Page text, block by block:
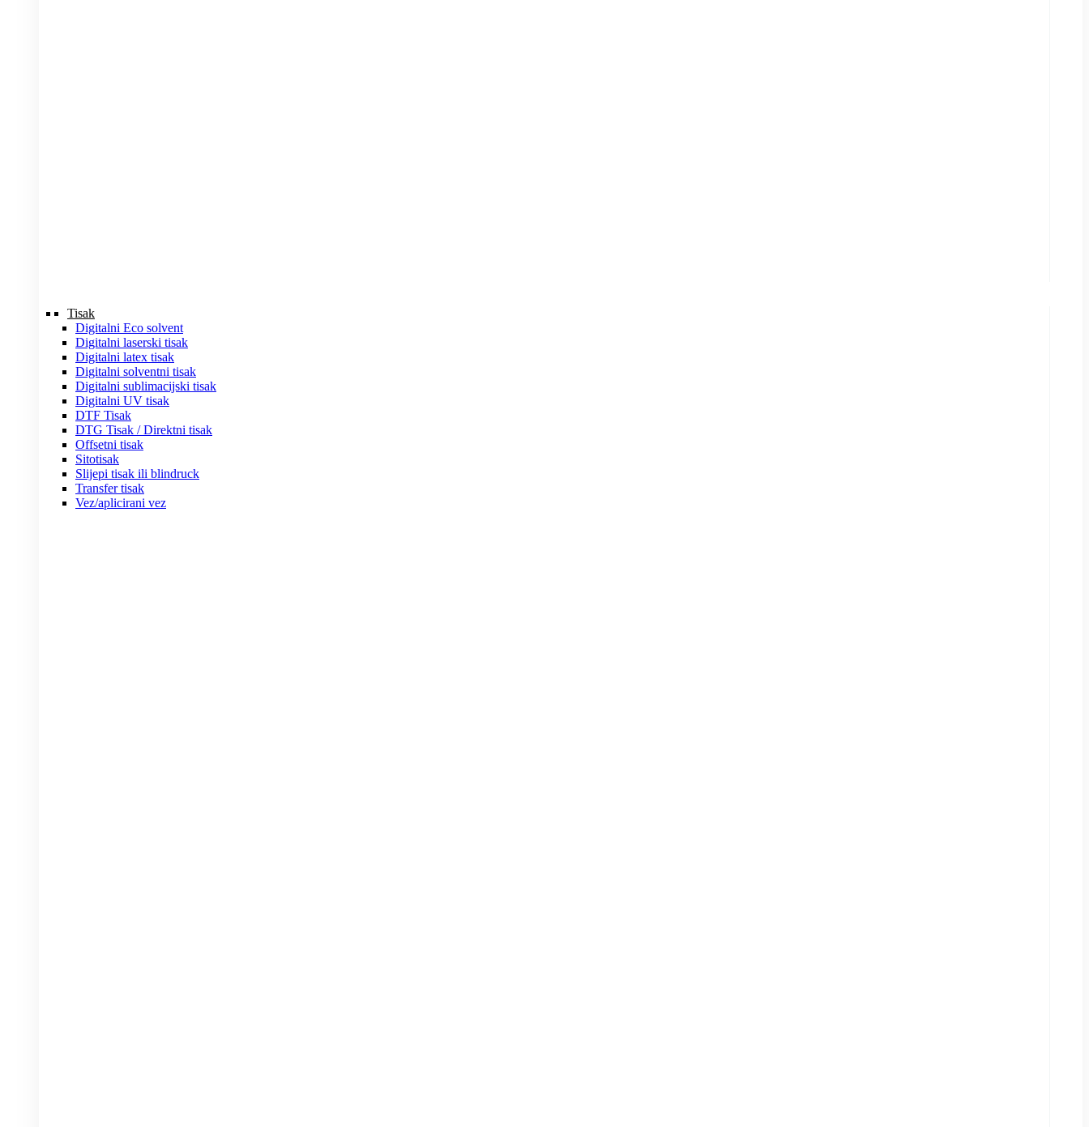
Tisak
Digitalni Eco solvent
Digitalni laserski tisak
Digitalni latex tisak
Digitalni solventni tisak
Digitalni sublimacijski tisak
Digitalni UV tisak
DTF Tisak
DTG Tisak / Direktni tisak
Offsetni tisak
Sitotisak
Slijepi tisak ili blindruck
Transfer tisak
Vez/aplicirani vez